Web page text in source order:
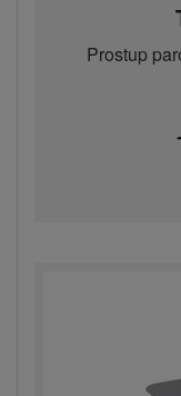
Prostup